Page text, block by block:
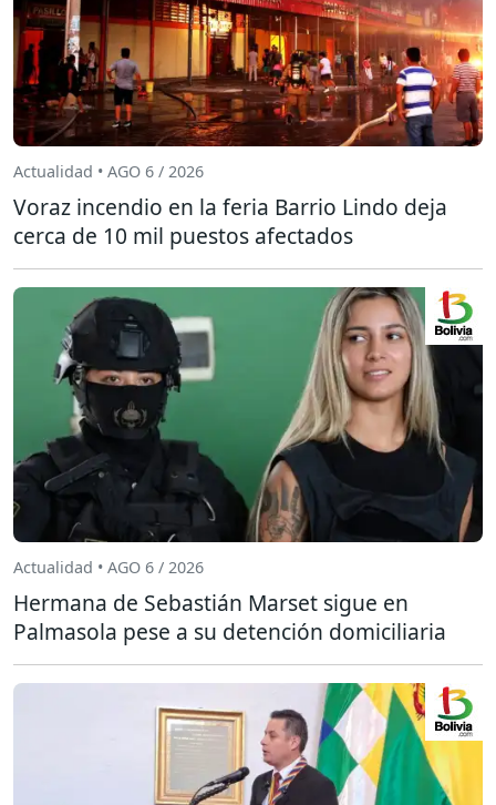
Actualidad • AGO 6 / 2026
Voraz incendio en la feria Barrio Lindo deja
cerca de 10 mil puestos afectados
Actualidad • AGO 6 / 2026
Hermana de Sebastián Marset sigue en
Palmasola pese a su detención domiciliaria